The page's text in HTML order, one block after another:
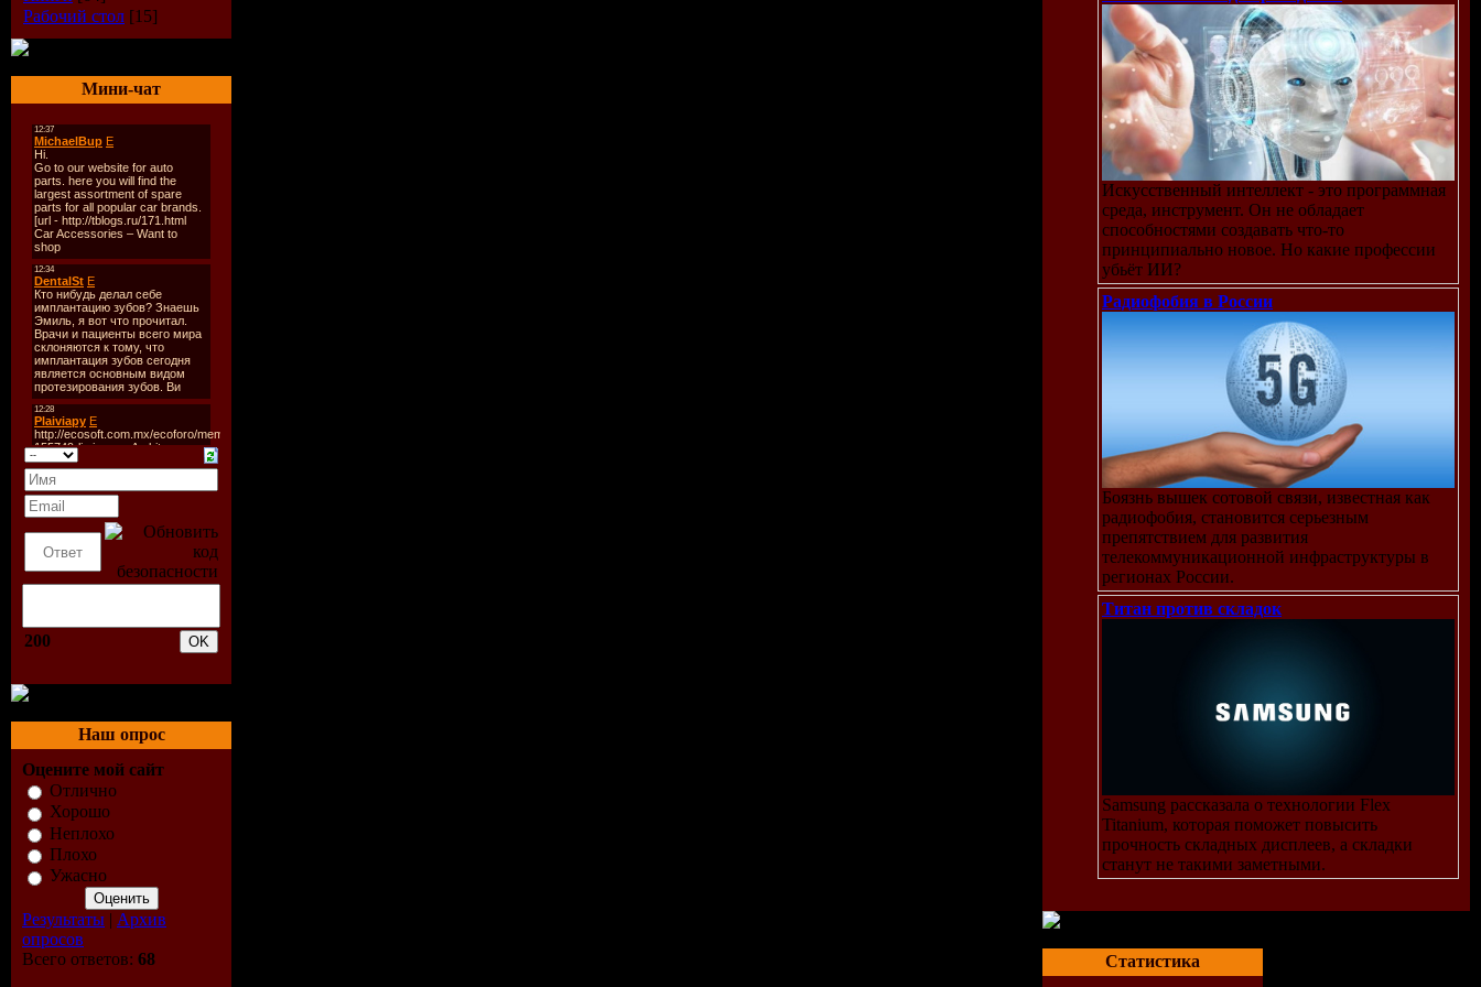
Рабочий стол [15]
Мини-чат
200
Наш опрос
Оцените мой сайт
Отлично
Хорошо
Неплохо
Плохо
Ужасно
Результаты | Архив
опросов
Всего ответов: 68
Искусственный интеллект - это программная
среда, инструмент. Он не обладает
способностями создавать что-то
принципиально новое. Но какие профессии
убьёт ИИ?
Радиофобия в России
Боязнь вышек сотовой связи, известная как
радиофобия, становится серьезным
препятствием для развития
телекоммуникационной инфраструктуры в
регионах России.
Титан против складок
Samsung рассказала о технологии Flex
Titanium, которая поможет повысить
прочность складных дисплеев, а складки
станут не такими заметными.
Статистика